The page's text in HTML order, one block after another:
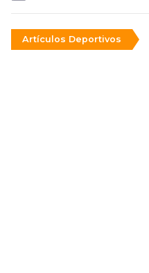
Artículos Deportivos